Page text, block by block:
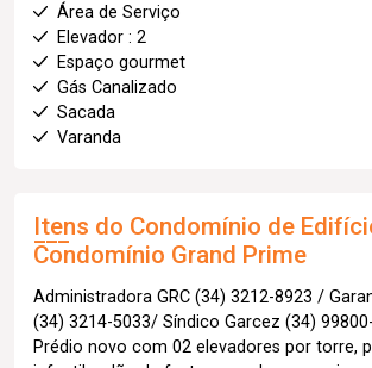
Área de Serviço
Elevador : 2
Espaço gourmet
Gás Canalizado
Sacada
Varanda
Itens do Condomínio de
Condomínio Grand Prime
Administradora GRC (34) 3212-8923 /
(34) 3214-5033/ Síndico Garcez (34)
Prédio novo com 02 elevadores por torre,